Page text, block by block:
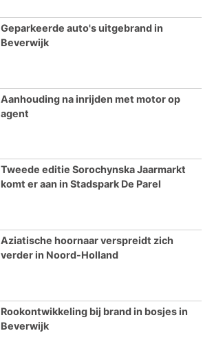
Geparkeerde auto's uitgebrand in
Beverwijk
Aanhouding na inrijden met motor op
agent
Tweede editie Sorochynska Jaarmarkt
komt er aan in Stadspark De Parel
Aziatische hoornaar verspreidt zich
verder in Noord-Holland
Rookontwikkeling bij brand in bosjes in
Beverwijk